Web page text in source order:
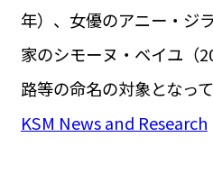
年）、女優のアニー・ジ
家のシモーヌ・ベイユ（
路等の命名の対象となって
KSM News and Research